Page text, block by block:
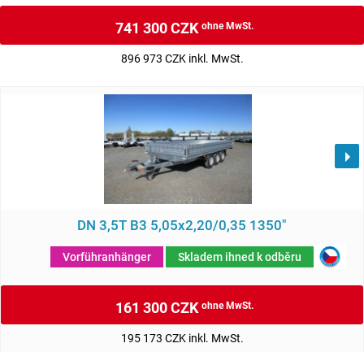
741 300 CZKohne MwSt.
896 973 CZK inkl. MwSt.
DN 3,5T B3 5,05x2,20/0,35 1350"
Vorführanhänger Skladem ihned k odběru
161 300 CZKohne MwSt.
195 173 CZK inkl. MwSt.